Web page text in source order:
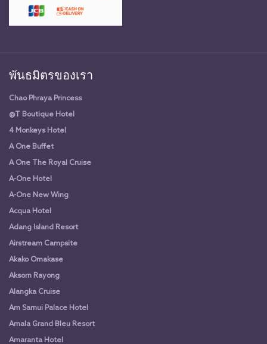
พันธมิตรของเรา
Chao Phraya Princess
@T Boutique Hotel
4 Monkeys Hotel
A One Buffet
A One The Royal Cruise
A-One Hotel
A-One New Wing
Acqua Hotel
Adang Island Resort
Airstream Campsite
Akako Omakase
Aksorn Rayong
Alangka Cruise
Am Samui Palace Hotel
Amala Grand Bleu Resort
Amaranta Hotel